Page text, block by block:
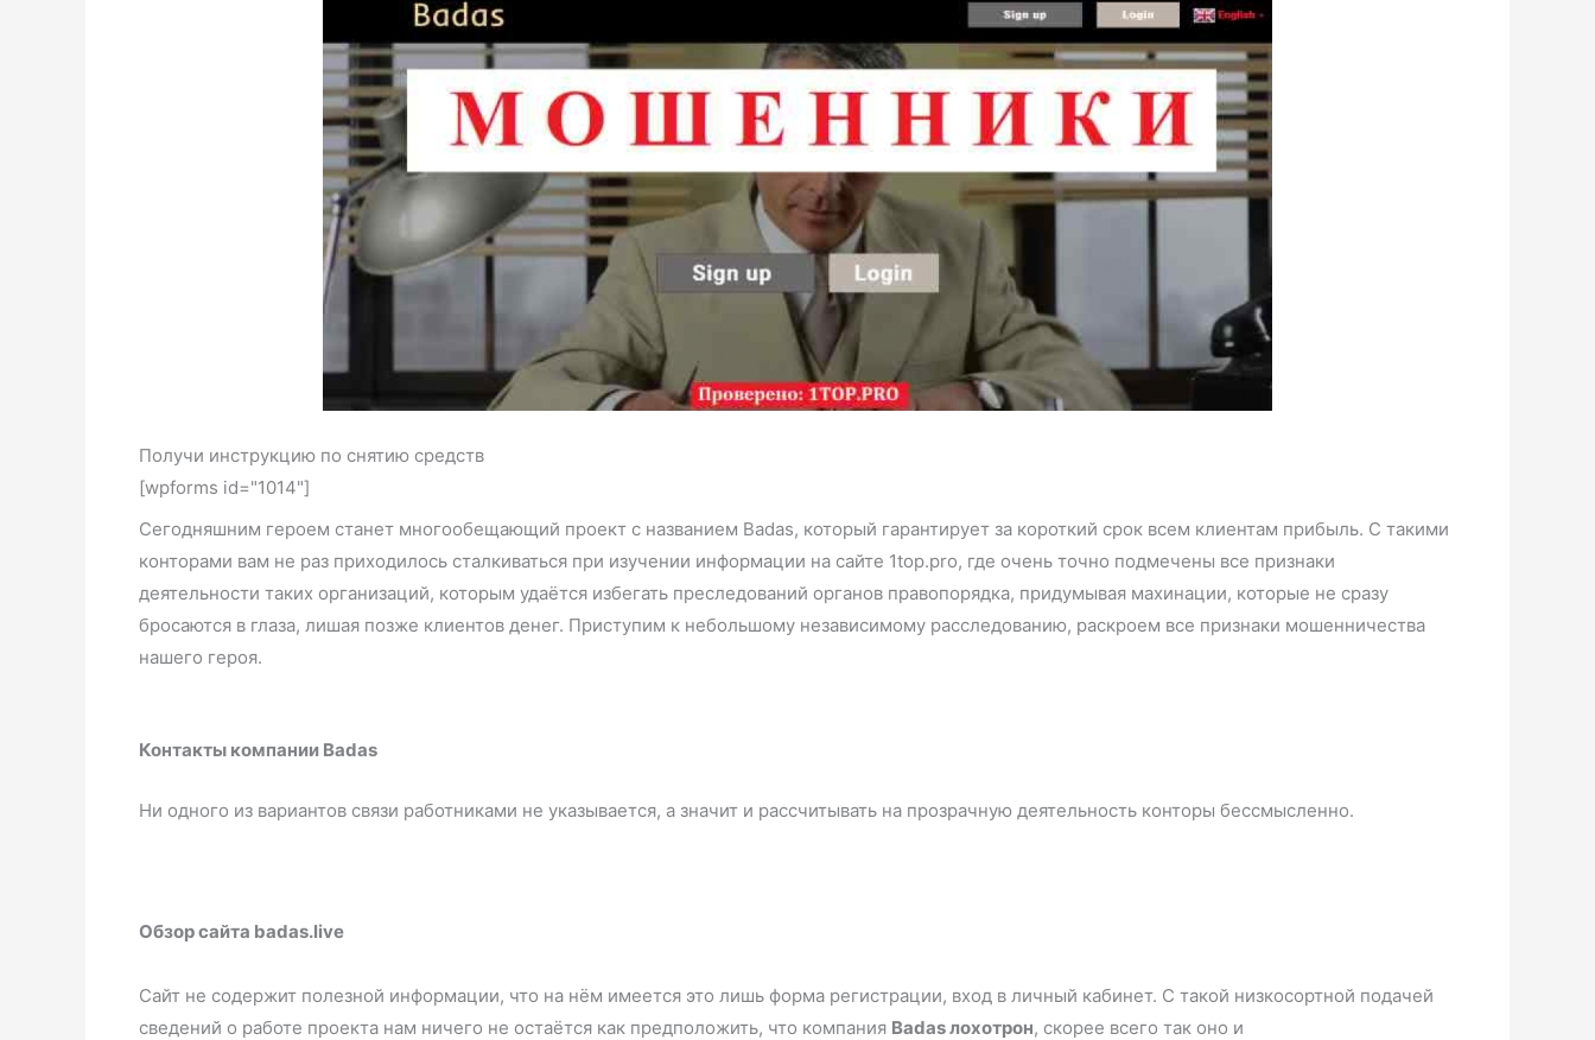
Получи инструкцию по снятию средств
[wpforms id="1014"]
Сегодняшним героем станет многообещающий проект с названием Badas, который гарантирует за короткий срок всем клиентам прибыль. С такими
конторами вам не раз приходилось сталкиваться при изучении информации на сайте 1top.pro, где очень точно подмечены все признаки
деятельности таких организаций, которым удаётся избегать преследований органов правопорядка, придумывая махинации, которые не сразу
бросаются в глаза, лишая позже клиентов денег. Приступим к небольшому независимому расследованию, раскроем все признаки мошенничества
нашего героя.
Контакты компании Badas
Ни одного из вариантов связи работниками не указывается, а значит и рассчитывать на прозрачную деятельность конторы бессмысленно.
Обзор сайта badas.live
Сайт не содержит полезной информации, что на нём имеется это лишь форма регистрации, вход в личный кабинет. С такой низкосортной подачей
сведений о работе проекта нам ничего не остаётся как предположить, что компания Badas лохотрон, скорее всего так оно и